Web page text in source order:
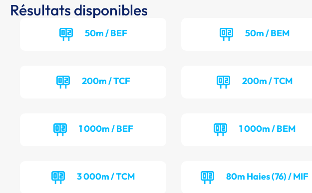
Résultats disponibles
50m / BEF 50m / BEM
200m / TCF 200m / TCM
1 000m / BEF 1 000m / BEM
3 000m / TCM 80m Haies (76) / MIF